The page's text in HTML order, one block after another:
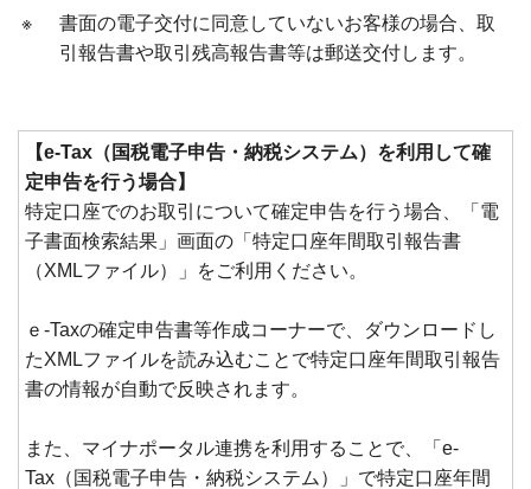
※
書面の電子交付に同意していないお客様の場合、取
引報告書や取引残高報告書等は郵送交付します。
【e-Tax（国税電子申告・納税システム）を利用して確
定申告を行う場合】
特定口座でのお取引について確定申告を行う場合、「電
子書面検索結果」画面の「特定口座年間取引報告書
（XMLファイル）」をご利用ください。
ｅ-Taxの確定申告書等作成コーナーで、ダウンロードし
たXMLファイルを読み込むことで特定口座年間取引報告
書の情報が自動で反映されます。
また、マイナポータル連携を利用することで、「e-
Tax（国税電子申告・納税システム）」で特定口座年間